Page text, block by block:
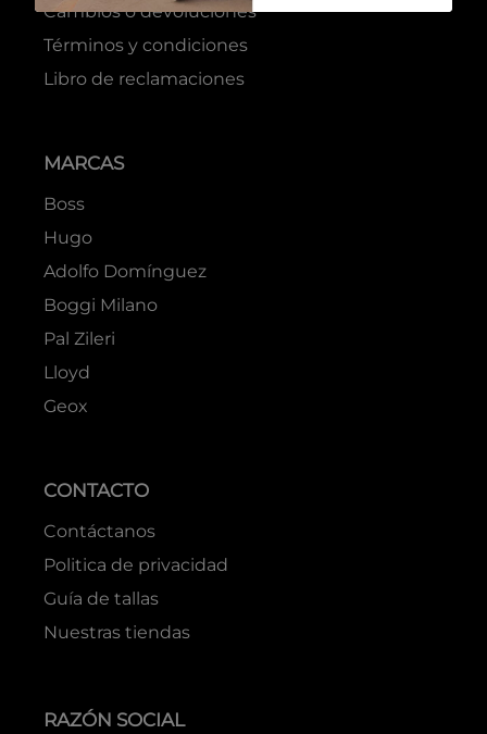
Cambios o devoluciones
Términos y condiciones
Libro de reclamaciones
MARCAS
Boss
Hugo
Adolfo Domínguez
Boggi Milano
Pal Zileri
Lloyd
Geox
CONTACTO
Contáctanos
Politica de privacidad
Guía de tallas
Nuestras tiendas
RAZÓN SOCIAL